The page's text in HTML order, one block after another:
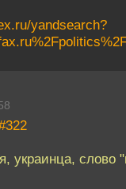
yandsearch?
украинца, слово